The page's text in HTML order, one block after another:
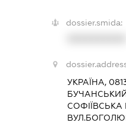
dossier.smida:
УКРАЇНА,